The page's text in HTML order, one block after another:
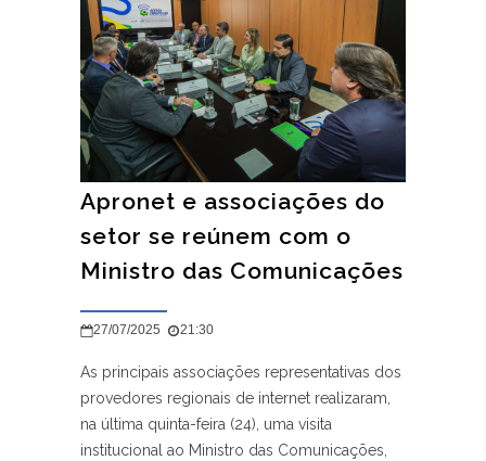
Apronet e associações do
setor se reúnem com o
Ministro das Comunicações
27/07/2025 21:30
As principais associações representativas dos
provedores regionais de internet realizaram,
na última quinta-feira (24), uma visita
institucional ao Ministro das Comunicações,